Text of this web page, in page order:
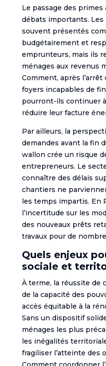
Le passage des
débats importants.
souvent présentés
budgétairement et
emprunteurs, mais ils
ménages aux revenus
Comment, après l’arrêt
foyers incapables de
pourront-ils continuer
réduire leur facture
Par ailleurs, la
demandes avant la fin
wallon crée un risque
entrepreneurs. Le
connaître des délais
chantiers ne
les temps impartis. En
l’incertitude sur les
des nouveaux prêts
travaux pour de
Quels enjeux
sociale et
À terme, la réussite de
de la capacité des
accès équitable à la
Sans un dispositif
ménages les plus
les inégalités
fragiliser l’atteinte des